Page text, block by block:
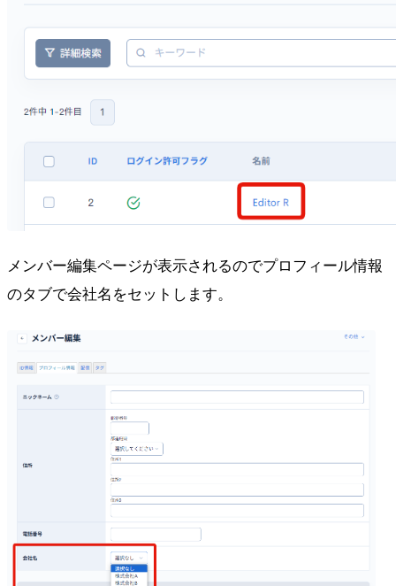
メンバー編集ページが表示されるのでプロフィール情報
のタブで会社名をセットします。